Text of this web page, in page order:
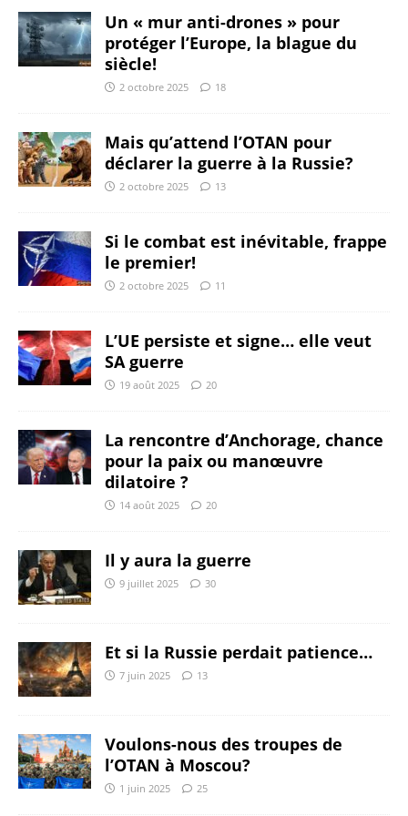
Un « mur anti-drones » pour
protéger l’Europe, la blague du
siècle!
2 octobre 2025 18
Mais qu’attend l’OTAN pour
déclarer la guerre à la Russie?
2 octobre 2025 13
Si le combat est inévitable, frappe
le premier!
2 octobre 2025 11
L’UE persiste et signe… elle veut
SA guerre
19 août 2025 20
La rencontre d’Anchorage, chance
pour la paix ou manœuvre
dilatoire ?
14 août 2025 20
Il y aura la guerre
9 juillet 2025 30
Et si la Russie perdait patience…
7 juin 2025 13
Voulons-nous des troupes de
l’OTAN à Moscou?
1 juin 2025 25